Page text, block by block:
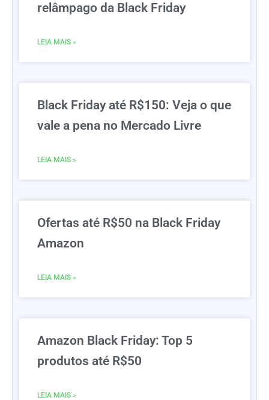
relâmpago da Black Friday
LEIA MAIS »
Black Friday até R$150: Veja o que
vale a pena no Mercado Livre
LEIA MAIS »
Ofertas até R$50 na Black Friday
Amazon
LEIA MAIS »
Amazon Black Friday: Top 5
produtos até R$50
LEIA MAIS »